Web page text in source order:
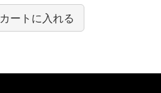
カートに入れる